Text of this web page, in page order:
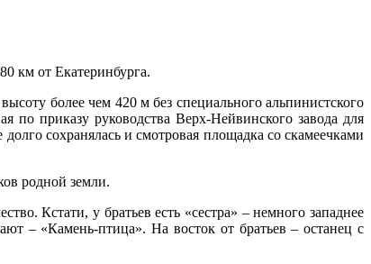
км от Екатеринбурга.
более чем 420 м без специального альпинистского
по приказу руководства Верх-Нейвинского завода для
сохранялась и смотровая площадка со скамеечками
родной земли.
Кстати, у братьев есть «сестра» – немного западнее
– «Камень-птица». На восток от братьев – останец с